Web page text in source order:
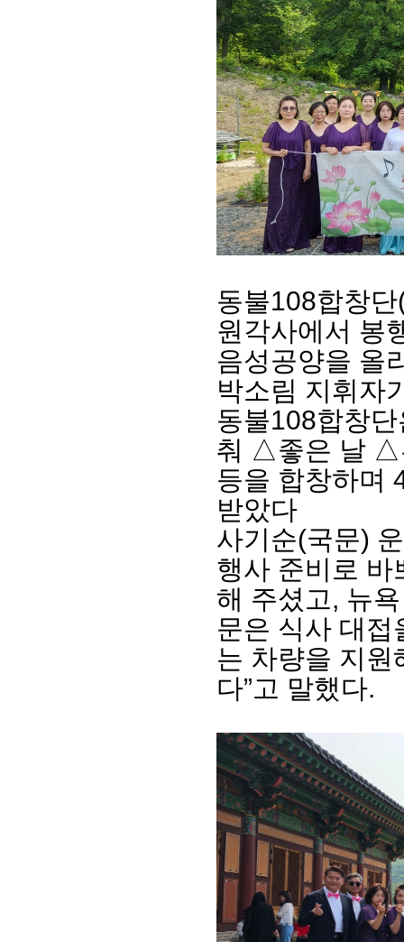
이사장 인사말
임원 현황
연혁·사업실적
역대 이사장
결산 공시
지부·지
언론에
동창회
포토뉴
영상갤
동불108합창단
원각사에서 봉
음성공양을 올
박소림 지휘자
동불108합창
춰 △좋은 날 △
등을 합창하며
받았다
사기순(국문)
행사 준비로 바
해 주셨고, 뉴
문은 식사 대접
는 차량을 지원
다”고 말했다.